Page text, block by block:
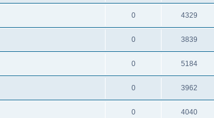
0 4329
0 3839
0 5184
0 3962
0 4040